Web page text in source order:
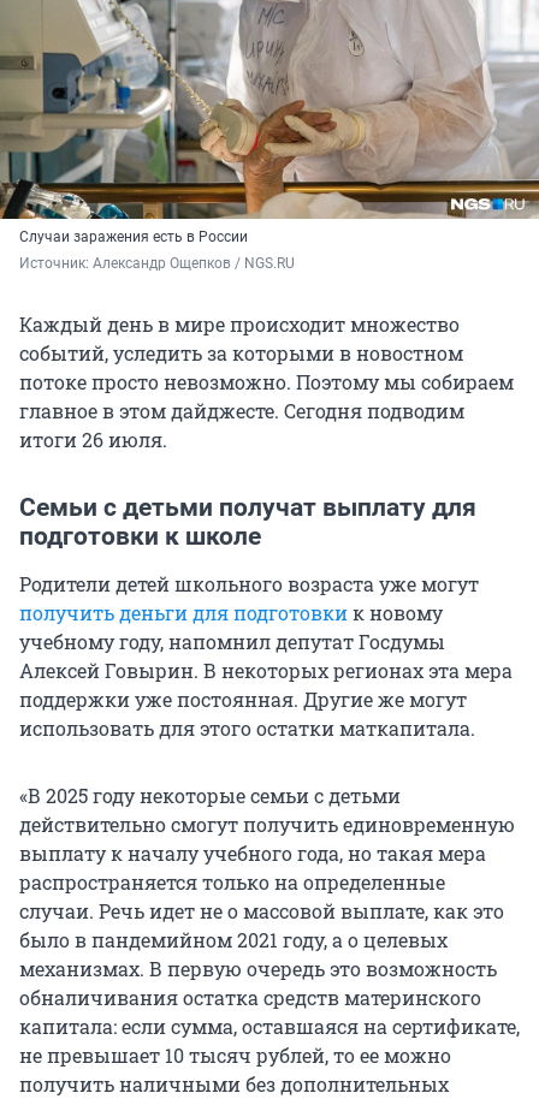
Случаи заражения есть в России
Источник: Александр Ощепков / NGS.RU
Каждый день в мире происходит множество
событий, уследить за которыми в новостном
потоке просто невозможно. Поэтому мы собираем
главное в этом дайджесте. Сегодня подводим
итоги 26 июля.
Семьи с детьми получат выплату для
подготовки к школе
Родители детей школьного возраста уже могут
получить деньги для подготовкик новому
учебному году, напомнил депутат Госдумы
Алексей Говырин. В некоторых регионах эта мера
поддержки уже постоянная. Другие же могут
использовать для этого остатки маткапитала.
«В 2025 году некоторые семьи с детьми
действительно смогут получить единовременную
выплату к началу учебного года, но такая мера
распространяется только на определенные
случаи. Речь идет не о массовой выплате, как это
было в пандемийном 2021 году, а о целевых
механизмах. В первую очередь это возможность
обналичивания остатка средств материнского
капитала: если сумма, оставшаяся на сертификате,
не превышает 10 тысяч рублей, то ее можно
получить наличными без дополнительных